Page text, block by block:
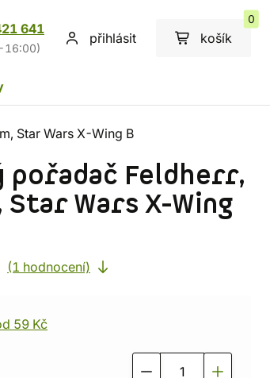
641
16:00)
přihlásit košík
0
Star Wars X-Wing B
pořadač Feldherr,
Star Wars X-Wing
(1 hodnocení)
59 Kč